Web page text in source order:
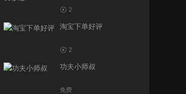
2
淘宝下单好评
2
功夫小师叔
免费